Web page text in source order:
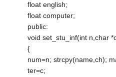
float english;
float computer;
public:
void set_stu_inf(int n,char
{
num=n; strcpy(name,ch);
ter=c;